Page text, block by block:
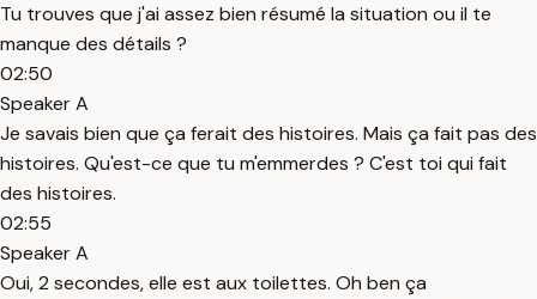
Tu trouves que j'ai assez bien résumé la situation ou il te
manque des détails ?
02:50
Speaker A
Je savais bien que ça ferait des histoires. Mais ça fait pas des
histoires. Qu'est-ce que tu m'emmerdes ? C'est toi qui fait
des histoires.
02:55
Speaker A
Oui, 2 secondes, elle est aux toilettes. Oh ben ça